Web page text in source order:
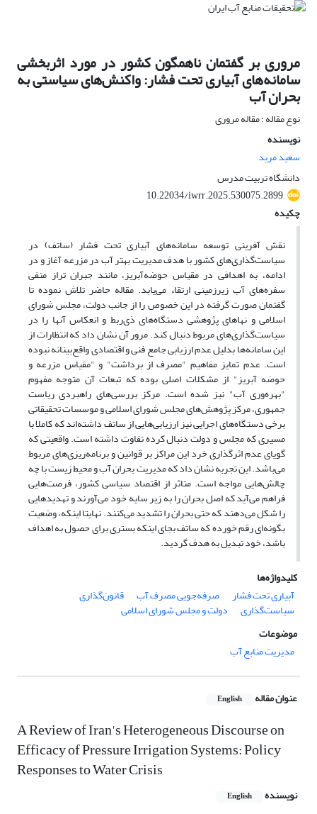
مروری بر گفتمان ناهمگون کشور در مورد اثربخشی
سامانه‌های آبیاری تحت فشار: واکنش‌های سیاستی به
بحران آب
نوع مقاله : مقاله مروری
نویسنده
سعید مرید
دانشگاه تربیت مدرس
10.22034/iwrr.2025.530075.2899
چکیده
نقش آفرینی توسعه سامانه‌های آبیاری تحت فشار (ساتف) در
سیاست‌گذاری‌های کشور با هدف مدیریت بهتر آب در مزرعه آغاز و در
ادامه، به اهدافی در مقیاس حوضه‌آبریز، مانند جبران تراز منفی
سفره‌های آب زیرزمینی ارتقاء می‌یابد. مقاله حاضر تلاش نموده تا
گفتمان صورت گرفته در این خصوص را از جانب دولت، مجلس شورای
اسلامی و نهاهای پژوهشی دستگاه‌های ذی‌ربط و انعکاس آنها را در
سیاست‌گذاری‌های مربوط دنبال کند. مرور آن نشان داد که انتظارات از
این سامانه‌ها بدلیل عدم ارزیابی جامع فنی و اقتصادی واقع‌بینانه نبوده
است. عدم تمایز مفاهیم "مصرف از برداشت" و "مقیاس مزرعه و
حوضه آبریز" از مشکلات اصلی بوده که تبعات آن متوجه مفهوم
"بهره‌وری آب" نیز شده است. مرکز بررسی‌های راهبردی ریاست
جمهوری، مرکز پژوهش‌های مجلس شورای اسلامی و موسسات تحقیقاتی
برخی دستگاه‌های اجرایی نیز ارزیابی‌هایی از ساتف داشته‌اند که کاملا با
مسیری که مجلس و دولت دنبال کرده تفاوت داشته است. واقعیتی که
گویای عدم اثرگذاری خرد این مراکز بر قوانین و برنامه‌ریزی‌های مربوط
می‌باشد. این تجربه نشان داد که مدیریت بحران آب و محیط زیست با چه
چالش‌هایی مواجه است. متاثر از اقتصاد سیاسی کشور، فرصت‌هایی
فراهم می‌آید که اصل بحران را به زیر سایه خود می‌آ‌ورند و تهدیدهایی
را شکل می‌دهند که حتی بحران را تشدید می‌کنند. نهایتا اینکه، وضعیت
بگونه‌ای رقم خورده که ساتف بجای اینکه بستری برای حصول به اهداف
باشد، خود تبدیل به هدف گردید.
کلیدواژه‌ها
آبیاری تحت فشار
صرفه‌جویی مصرف آب قانون‌گذاری
سیاست‌گذاری
دولت و مجلس شورای اسلامی
موضوعات
مدیریت منابع آب
عنوان مقاله English
A Review of Iran's Heterogeneous Discourse on
Efficacy of Pressure Irrigation Systems: Policy
Responses to Water Crisis
نویسنده English